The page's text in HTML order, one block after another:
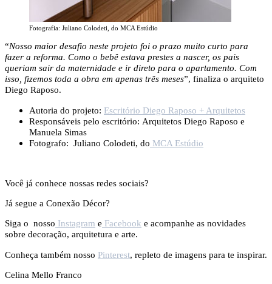
Fotografia: Juliano Colodeti, do MCA Estúdio
“Nosso maior desafio neste projeto foi o prazo muito curto para
fazer a reforma. Como o bebê estava prestes a nascer, os pais
queriam sair da maternidade e ir direto para o apartamento. Com
isso, fizemos toda a obra em apenas três meses”, finaliza o arquiteto
Diego Raposo.
Autoria do projeto: Escritório Diego Raposo + Arquitetos
Responsáveis pelo escritório: Arquitetos Diego Raposo e
Manuela Simas
Fotografo: Juliano Colodeti, do MCA Estúdio
Você já conhece nossas redes sociais?
Já segue a Conexão Décor?
Siga o nosso Instagram e Facebook e acompanhe as novidades
sobre decoração, arquitetura e arte.
Conheça também nosso Pinterest, repleto de imagens para te inspirar.
Celina Mello Franco